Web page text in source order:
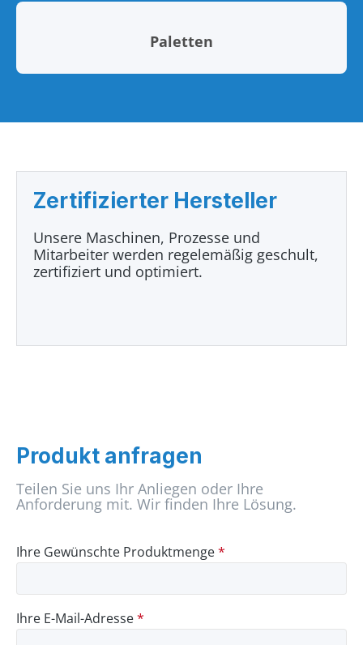
Paletten
Zertifizierter Hersteller
Unsere Maschinen, Prozesse und
Mitarbeiter werden regelemäßig geschult,
zertifiziert und optimiert.
Produkt anfragen
Teilen Sie uns Ihr Anliegen oder Ihre
Anforderung mit. Wir finden Ihre Lösung.
Ihre Gewünschte Produktmenge*
Ihre E-Mail-Adresse*